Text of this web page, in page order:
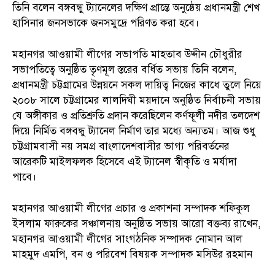
তিনি বলেন বঙ্গবন্ধু ট্যানেলের দক্ষিণ প্রান্তে অনুষ্ঠেয় প্রধানমন্ত্রী শেখ
হাসিনার জনসভাকে জনসমুদ্রে পরিণত করা হবে।
মহানগর আওয়ামী লীগের সভাপতি মাহতাব উদ্দীন চৌধুরীর
সভাপতিত্বে অনুষ্ঠিত তৃণমূল স্তরের বর্ধিত সভায় তিনি বলেন,
প্রধানমন্ত্রী চট্টগ্রামের উন্নয়নে সকল দায়িত্ব নিজের কাধে তুলে নিয়ে
২০০৮ সালে চট্টগ্রামের লালদিঘী ময়দানে অনুষ্ঠিত নির্বাচনী সভায়
যে অঙ্গীকার ও প্রতিশ্রুতি প্রদান করেছিলেন কর্ণফূলী নদীর তলদেশ
দিয়ে নির্মিত বঙ্গবন্ধু ট্যানেল নির্মাণ তার মধ্যে অন্যতম। আজ শুধু
চট্টগ্রামবাসী নয় সমগ্র বাংলাদেশবাসীর ভাগ্য পরিবর্তনের
আরেকটি মাইলফলক হিসেবে এই ট্যানেল স্বীকৃতি ও মর্যাদা
পাবে।
মহানগর আওয়ামী লীগের প্রচার ও প্রকাশনা সম্পাদক শফিকুল
ইসলাম ফারুকের সঞ্চালনায় অনুষ্ঠিত সভায় আরো বক্তব্য রাখেন,
মহানগর আওয়ামী লীগের সাংগঠনিক সম্পাদক নোমান আল
মাহমুদ এমপি, বন ও পরিবেশ বিষয়ক সম্পাদক মসিউর রহমান